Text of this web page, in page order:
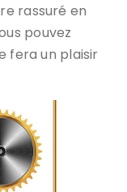
rassuré en
pouvez
fera un plaisir